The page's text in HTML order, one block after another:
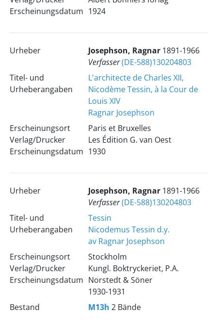
Erscheinungsdatum 1924
Urheber Josephson, Ragnar 1891-1966
Verfasser(DE-588)130204803
Titel- und
Urheberangaben
L'architecte de Charles XII,
Nicodème Tessin, à la Cour de
Louis XIV
Ragnar Josephson
Erscheinungsort
Verlag/Drucker
Erscheinungsdatum
Paris et Bruxelles
Les Édition G. van Oest
1930
Urheber Josephson, Ragnar 1891-1966
Verfasser(DE-588)130204803
Titel- und
Urheberangaben
Tessin
Nicodemus Tessin d.y.
av Ragnar Josephson
Erscheinungsort
Verlag/Drucker
Erscheinungsdatum
Stockholm
Kungl. Boktryckeriet, P.A.
Norstedt & Söner
1930-1931
Bestand
M13h 2 Bände